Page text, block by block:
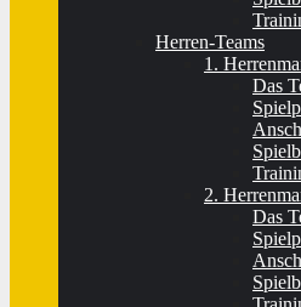
Herren-Teams
1.
Das
2.
Das